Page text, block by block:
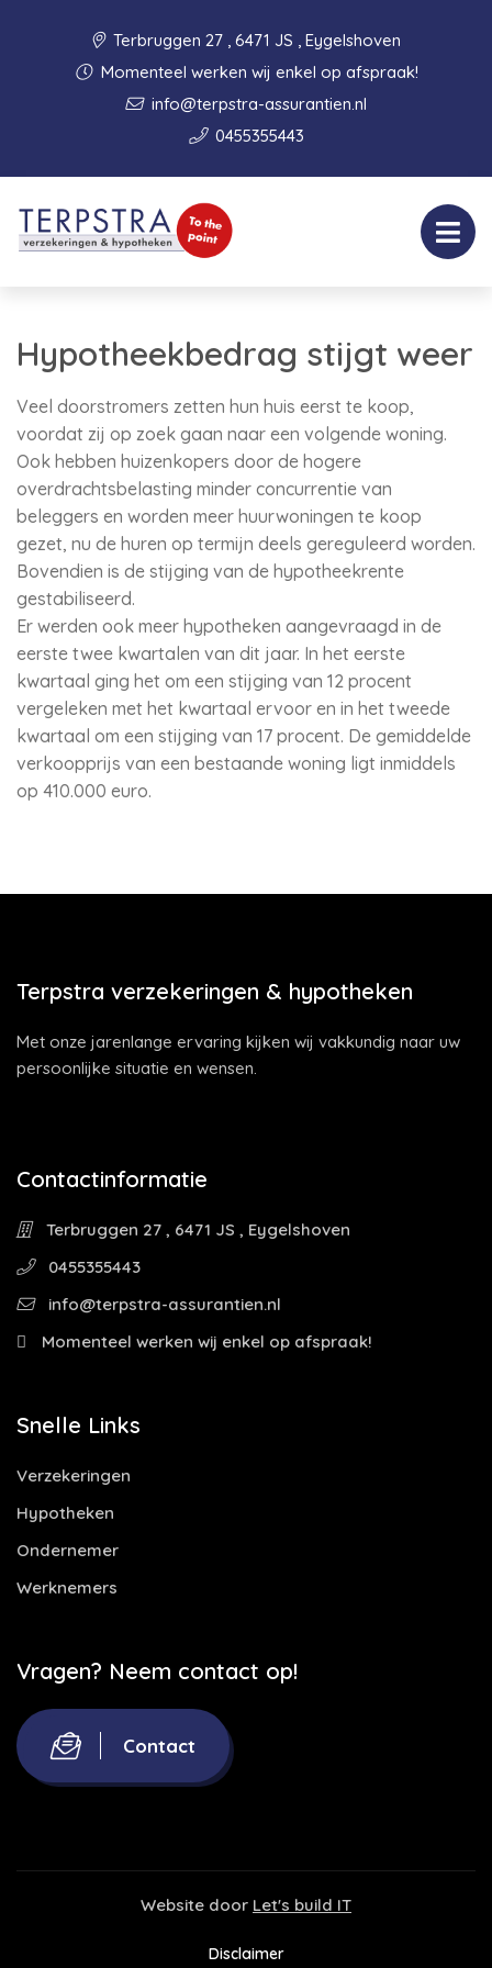
Terbruggen 27 , 6471 JS , Eygelshoven
Momenteel werken wij enkel op afspraak!
info@terpstra-assurantien.nl
0455355443
Hypotheekbedrag stijgt weer
Veel doorstromers zetten hun huis eerst te koop,
voordat zij op zoek gaan naar een volgende woning.
Ook hebben huizenkopers door de hogere
overdrachtsbelasting minder concurrentie van
beleggers en worden meer huurwoningen te koop
gezet, nu de huren op termijn deels gereguleerd worden.
Bovendien is de stijging van de hypotheekrente
gestabiliseerd.
Er werden ook meer hypotheken aangevraagd in de
eerste twee kwartalen van dit jaar. In het eerste
kwartaal ging het om een stijging van 12 procent
vergeleken met het kwartaal ervoor en in het tweede
kwartaal om een stijging van 17 procent. De gemiddelde
verkoopprijs van een bestaande woning ligt inmiddels
op 410.000 euro.
Terpstra verzekeringen & hypotheken
Met onze jarenlange ervaring kijken wij vakkundig naar uw
persoonlijke situatie en wensen.
Contactinformatie
Terbruggen 27 , 6471 JS , Eygelshoven
0455355443
info@terpstra-assurantien.nl
Momenteel werken wij enkel op afspraak!
Snelle Links
Verzekeringen
Hypotheken
Ondernemer
Werknemers
Vragen? Neem contact op!
Contact
Website door Let's build IT
Disclaimer